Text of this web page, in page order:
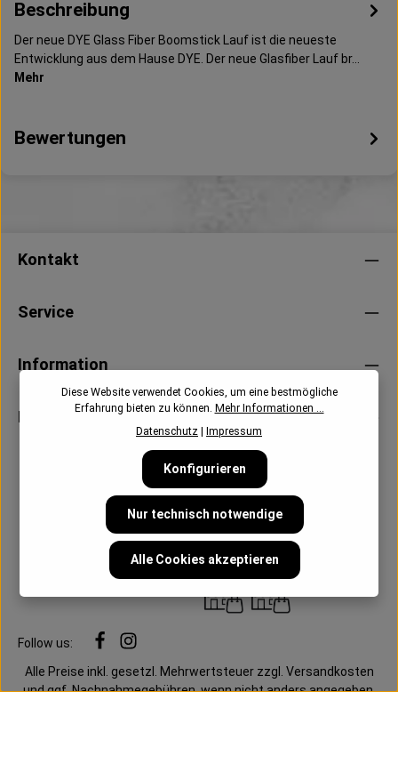
Beschreibung
Der neue DYE Glass Fiber Boomstick Lauf ist die neueste
Entwicklung aus dem Hause DYE. Der neue Glasfiber Lauf br…
Mehr
Bewertungen
Kontakt
Service
Information
Newsletter
Follow us:
Alle Preise inkl. gesetzl. Mehrwertsteuer zzgl. Versandkosten
und ggf. Nachnahmegebühren, wenn nicht anders angegeben.
Diese Website verwendet Cookies, um eine bestmögliche
Erfahrung bieten zu können. Mehr Informationen ...
Datenschutz | Impressum
Nur technisch notwendige
Konfigurieren
Alle Cookies akzeptieren